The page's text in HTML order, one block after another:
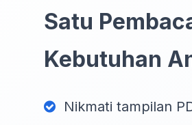
Satu
Kebutuhan
Nikmati tampilan